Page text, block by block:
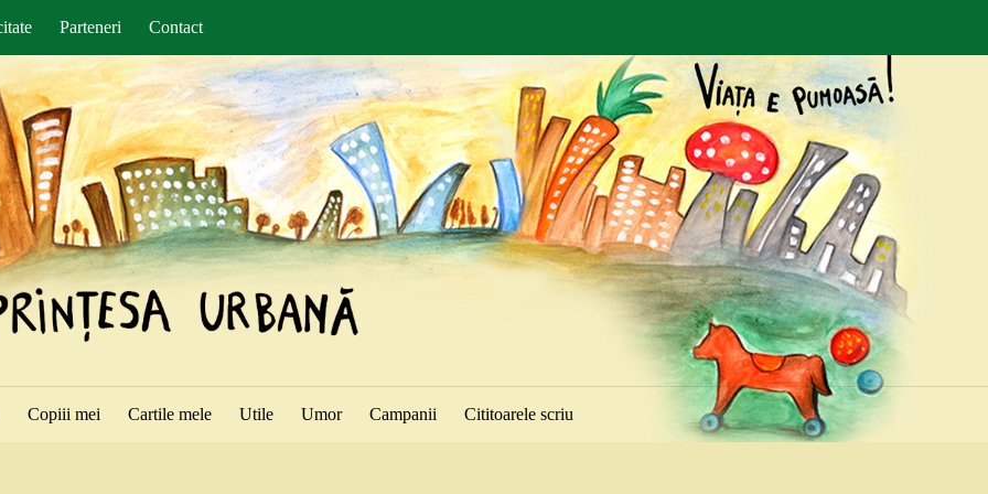
Parteneri Contact
Copiii mei Cartile mele Utile Umor Campanii Cititoarele scriu